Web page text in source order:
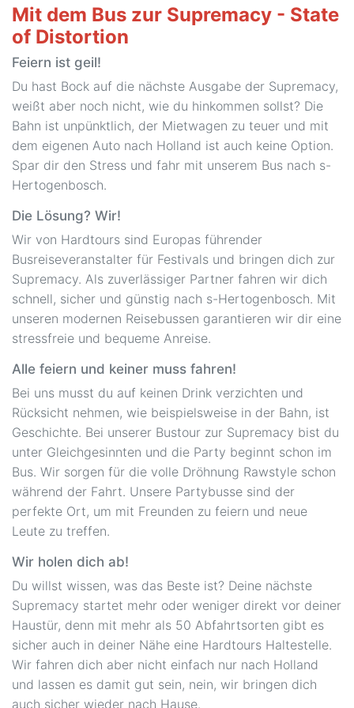
Mit dem Bus zur Supremacy - State
of Distortion
Feiern ist geil!
Du hast Bock auf die nächste Ausgabe der Supremacy,
weißt aber noch nicht, wie du hinkommen sollst? Die
Bahn ist unpünktlich, der Mietwagen zu teuer und mit
dem eigenen Auto nach Holland ist auch keine Option.
Spar dir den Stress und fahr mit unserem Bus nach s-
Hertogenbosch.
Die Lösung? Wir!
Wir von Hardtours sind Europas führender
Busreiseveranstalter für Festivals und bringen dich zur
Supremacy. Als zuverlässiger Partner fahren wir dich
schnell, sicher und günstig nach s-Hertogenbosch. Mit
unseren modernen Reisebussen garantieren wir dir eine
stressfreie und bequeme Anreise.
Alle feiern und keiner muss fahren!
Bei uns musst du auf keinen Drink verzichten und
Rücksicht nehmen, wie beispielsweise in der Bahn, ist
Geschichte. Bei unserer Bustour zur Supremacy bist du
unter Gleichgesinnten und die Party beginnt schon im
Bus. Wir sorgen für die volle Dröhnung Rawstyle schon
während der Fahrt. Unsere Partybusse sind der
perfekte Ort, um mit Freunden zu feiern und neue
Leute zu treffen.
Wir holen dich ab!
Du willst wissen, was das Beste ist? Deine nächste
Supremacy startet mehr oder weniger direkt vor deiner
Haustür, denn mit mehr als 50 Abfahrtsorten gibt es
sicher auch in deiner Nähe eine Hardtours Haltestelle.
Wir fahren dich aber nicht einfach nur nach Holland
und lassen es damit gut sein, nein, wir bringen dich
auch sicher wieder nach Hause.